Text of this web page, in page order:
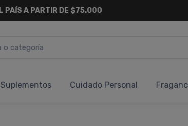
Suplementos Cuidado Personal